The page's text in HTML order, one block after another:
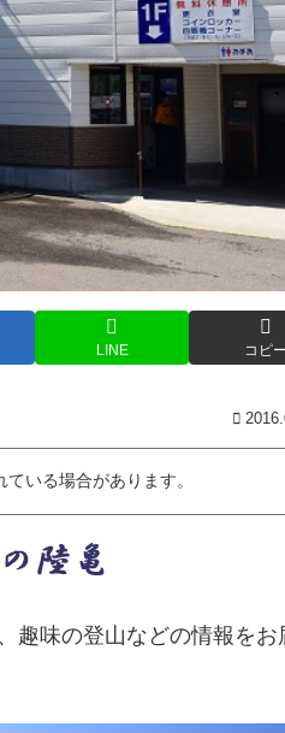
LINE コピー
いる場合があります。
趣味の登山などの情報をお